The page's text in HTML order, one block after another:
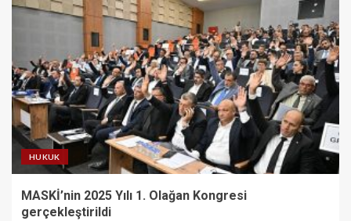
HUKUK
MASKİ’nin 2025 Yılı 1. Olağan Kongresi
gerçekleştirildi